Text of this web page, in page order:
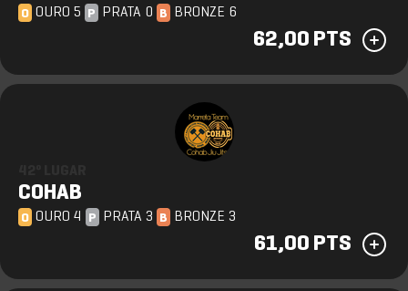
O OURO 5 P PRATA 0 B BRONZE 6
62,00 PTS
COHAB
O OURO 4 P PRATA 3 B BRONZE 3
61,00 PTS